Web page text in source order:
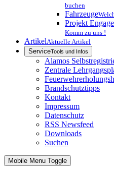
buchen
Fahrzeuge
Projekt
Komm zu uns !
ArtikelAktuelle Artikel
ServiceTools und Infos
Alamos
Zentrale
Brandschutztipps
Kontakt
Impressum
Datenschutz
RSS Newsfeed
Downloads
Suchen
Mobile Menu Toggle